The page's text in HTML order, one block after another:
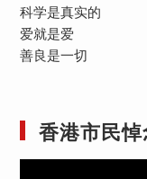
科学是真实的
爱就是爱
善良是一切
香港市民